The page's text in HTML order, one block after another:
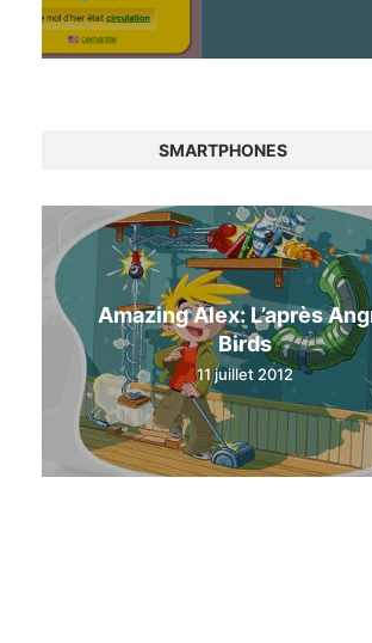
SMARTPHONES
Amazing Alex: L’après
Birds
11 juillet 2012